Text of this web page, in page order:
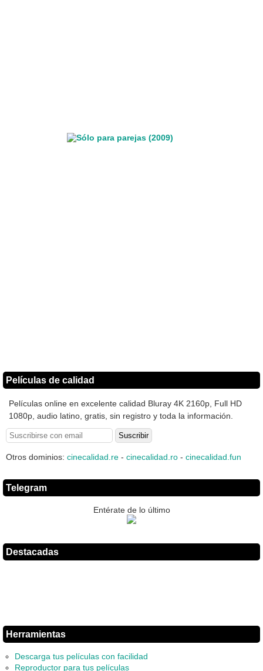
Películas de calidad
Películas online en excelente calidad Bluray 4K 2160p, Full HD
1080p, audio latino, gratis, sin registro y toda la información.
Otros dominios: cinecalidad.re - cinecalidad.ro - cinecalidad.fun
Telegram
Entérate de lo último
Destacadas
Herramientas
Descarga tus películas con facilidad
Reproductor para tus películas